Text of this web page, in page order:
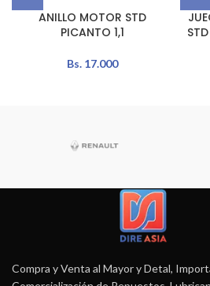
ANILLO MOTOR STD
PICANTO 1,1
Bs.17.000
Compra y Venta al Mayor y Detal,